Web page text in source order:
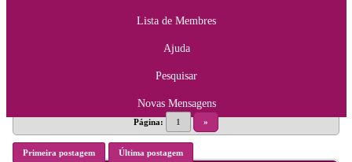
Lista de Membres
Ajuda
Pesquisar
Novas Mensagens
Página: 1 »
Primeira postagem Última postagem